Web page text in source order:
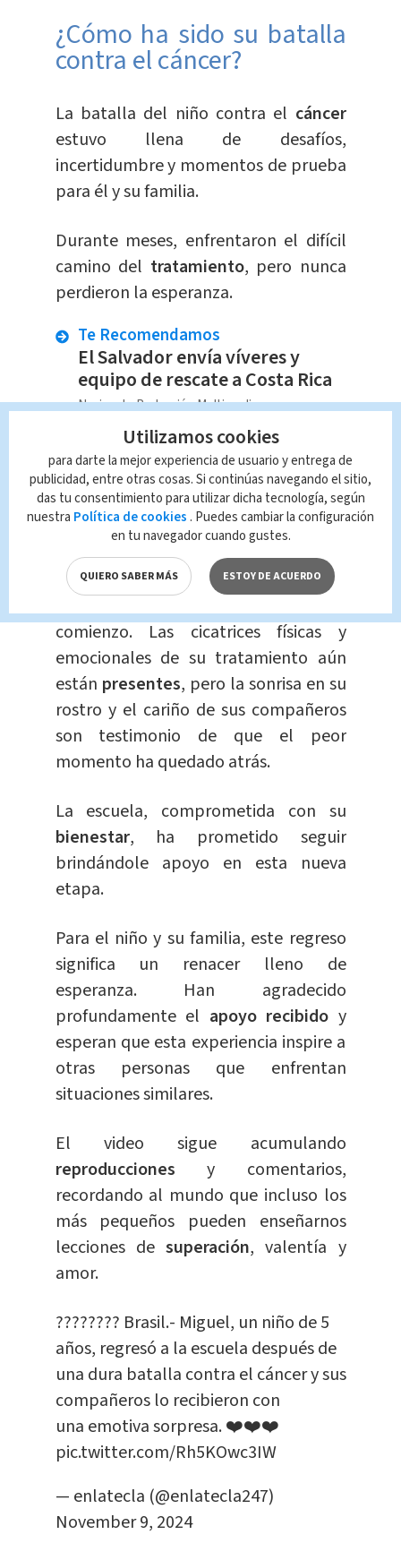
¿Cómo ha sido su batalla
contra el cáncer?
La batalla del niño contra el cáncer
estuvo llena de desafíos,
incertidumbre y momentos de prueba
para él y su familia.
Durante meses, enfrentaron el difícil
camino del tratamiento, pero nunca
perdieron la esperanza.
Te Recomendamos
El Salvador envía víveres y
equipo de rescate a Costa Rica
Nacional Redacción Multimedios
Ahora, aunque el pequeño deberá
continuar con controles médicos
regulares, puede volver a disfrutar de
su rutina escolar y de la compañía de
sus amigos.
comienzo. Las cicatrices físicas y
emocionales de su tratamiento aún
están presentes, pero la sonrisa en su
rostro y el cariño de sus compañeros
son testimonio de que el peor
momento ha quedado atrás.
La escuela, comprometida con su
bienestar, ha prometido seguir
brindándole apoyo en esta nueva
etapa.
Para el niño y su familia, este regreso
significa un renacer lleno de
esperanza. Han agradecido
profundamente el apoyo recibido y
esperan que esta experiencia inspire a
otras personas que enfrentan
situaciones similares.
El video sigue acumulando
reproducciones y comentarios,
recordando al mundo que incluso los
más pequeños pueden enseñarnos
lecciones de superación, valentía y
amor.
???????? Brasil.- Miguel, un niño de 5
años, regresó a la escuela después de
una dura batalla contra el cáncer y sus
compañeros lo recibieron con
una emotiva sorpresa. ❤️❤️❤️
pic.twitter.com/Rh5KOwc3IW
— enlatecla (@enlatecla247)
November 9, 2024
Utilizamos cookies
para darte la mejor experiencia de usuario y entrega de
publicidad, entre otras cosas. Si continúas navegando el sitio,
das tu consentimiento para utilizar dicha tecnología, según
nuestra Política de cookies . Puedes cambiar la configuración
en tu navegador cuando gustes.
QUIERO SABER MÁS ESTOY DE ACUERDO